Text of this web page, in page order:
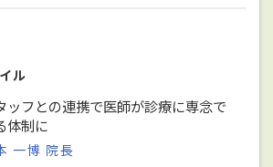
ル
ッフとの連携で医師が診療に専念で
体制に
一博 院長